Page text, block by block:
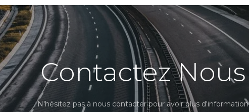
Contactez Nous
N'hésitez pas à nous contacter pour avoir plus d'information